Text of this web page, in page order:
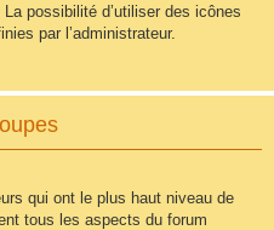
possibilité d’utiliser des icônes
par l’administrateur.
qui ont le plus haut niveau de
tous les aspects du forum